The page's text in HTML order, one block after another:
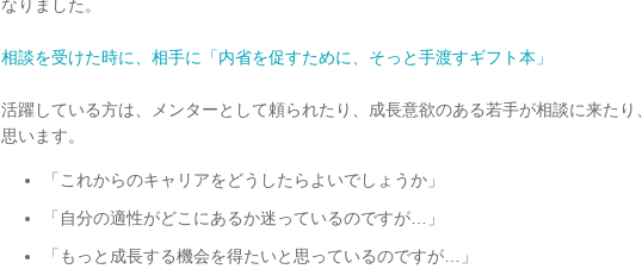
なりました。
相談を受けた時に、相手に「内省を促すために、そっと手渡すギフト本」
活躍している方は、メンターとして頼られたり、成長意欲のある若手が相談に来た
思います。
「これからのキャリアをどうしたらよいでしょうか」
「自分の適性がどこにあるか迷っているのですが…」
「もっと成長する機会を得たいと思っているのですが…」